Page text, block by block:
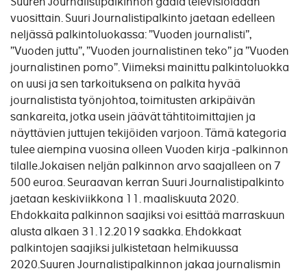
vuosittain. Suuri Journalistipalkinto jaetaan edelleen
neljässä palkintoluokassa: ”Vuoden journalisti”,
”Vuoden juttu”, ”Vuoden journalistinen teko” ja ”Vuoden
journalistinen pomo”. Viimeksi mainittu palkintoluokka
on uusi ja sen tarkoituksena on palkita hyvää
journalistista työnjohtoa, toimitusten arkipäivän
sankareita, jotka usein jäävät tähtitoimittajien ja
näyttävien juttujen tekijöiden varjoon. Tämä kategoria
tulee aiempina vuosina olleen Vuoden kirja -palkinnon
tilalle.Jokaisen neljän palkinnon arvo saajalleen on 7
500 euroa. Seuraavan kerran Suuri Journalistipalkinto
jaetaan keskiviikkona 11. maaliskuuta 2020.
Ehdokkaita palkinnon saajiksi voi esittää marraskuun
alusta alkaen 31.12.2019 saakka. Ehdokkaat
palkintojen saajiksi julkistetaan helmikuussa
2020.Suuren Journalistipalkinnon jakaa journalismin